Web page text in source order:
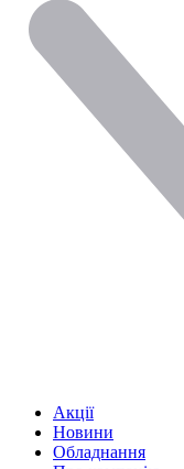
Акції
Новини
Обладнання